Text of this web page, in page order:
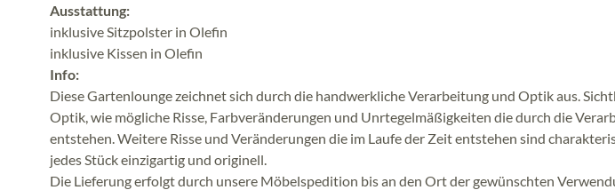
Ausstattung:
inklusive Sitzpolster in Olefin
inklusive Kissen in Olefin
Info:
Diese Gartenlounge zeichnet sich durch die handwerkliche Verarbeitung und Optik aus.
Optik, wie mögliche Risse, Farbveränderungen und Unrtegelmäßigkeiten die durch die
entstehen. Weitere Risse und Veränderungen die im Laufe der Zeit entstehen sind
jedes Stück einzigartig und originell.
Die Lieferung erfolgt durch unsere Möbelspedition bis an den Ort der gewünschten